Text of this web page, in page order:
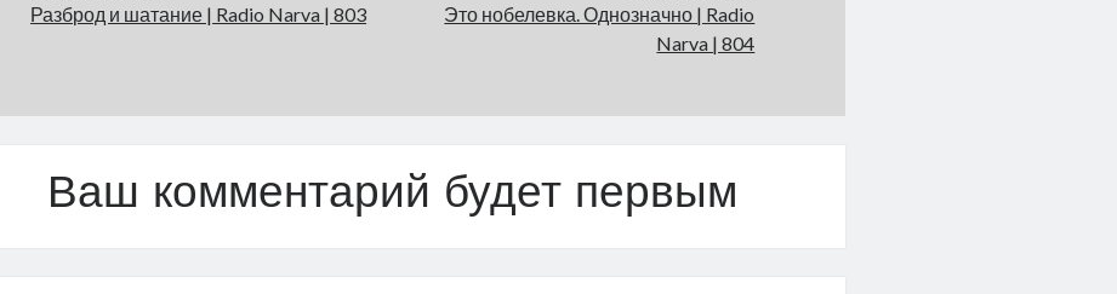
Разброд и шатание | Radio Narva | 803
Это нобелевка. Однозначно | Radio
Narva | 804
Ваш комментарий будет первым